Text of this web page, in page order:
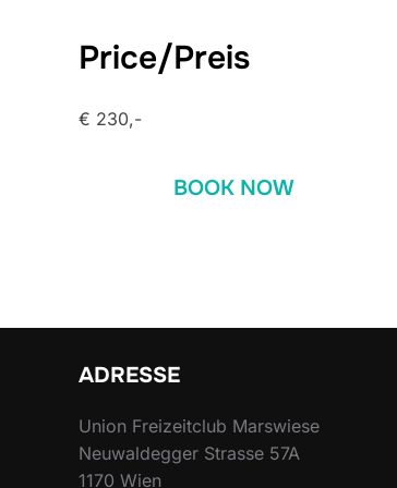
Price/Preis
€ 230,-
BOOK NOW
ADRESSE
Union Freizeitclub Marswiese
Neuwaldegger Strasse 57A
1170 Wien